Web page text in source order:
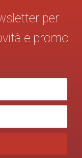
per
e promo